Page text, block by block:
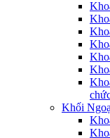
Khối